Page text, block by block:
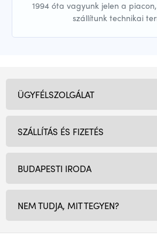
1994 óta vagyunk jelen a
szállítunk technikai
BUDAPESTI IRODA
NEM TUDJA, MIT TEGYEN?
ÜGYFÉLSZOLGÁLAT
SZÁLLÍTÁS ÉS FIZETÉS